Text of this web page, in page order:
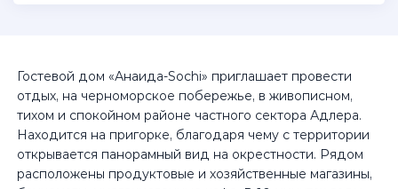
Гостевой дом «Анаида-Sochi» приглашает провести
отдых, на черноморское побережье, в живописном,
тихом и спокойном районе частного сектора Адлера.
Находится на пригорке, благодаря чему с территории
открывается панорамный вид на окрестности. Рядом
расположены продуктовые и хозяйственные магазины,